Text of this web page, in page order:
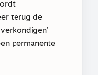
terug de
permanente